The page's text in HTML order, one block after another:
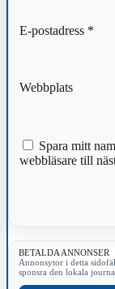
E-postadress *
Webbplats
Spara mitt
webbläsare till
BETALDA ANNONSER
Annonsytor i detta
sponsra den lokala